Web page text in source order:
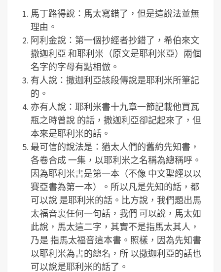
馬丁路得說：馬太寫錯了，但是這說法並無
理由。
阿利金說：第一個抄經者抄錯了，希伯來文
撒迦利亞 和耶利米（原文是耶利米亞）兩個
名字的字母有點相倣。
有人說：撒迦利亞該段傳說是耶利米所筆記
的。
亦有人說：耶利米書十九章一節記載他買瓦
瓶之時曾說 的話，撒迦利亞卻記起來了，但
本來是耶利米的話。
最可信的說法是：猶太人們的舊約先知書，
各卷合成 一集，以耶利米之名稱為總稱呼。
因為耶利米書是第一本（不像 中文聖經以以
賽亞書為第一本）。所以凡是先知的話，都
可以說 是耶利米的話。比方說，我們題出馬
太福音裏任何一句話，我們 可以說，馬太如
此說，馬太這二字，其實不是指馬太其人，
乃是 指馬太福音這本書。照樣，因為先知書
以耶利米為書的總名，所 以撒迦利亞的話也
可以說是耶利米的話了。